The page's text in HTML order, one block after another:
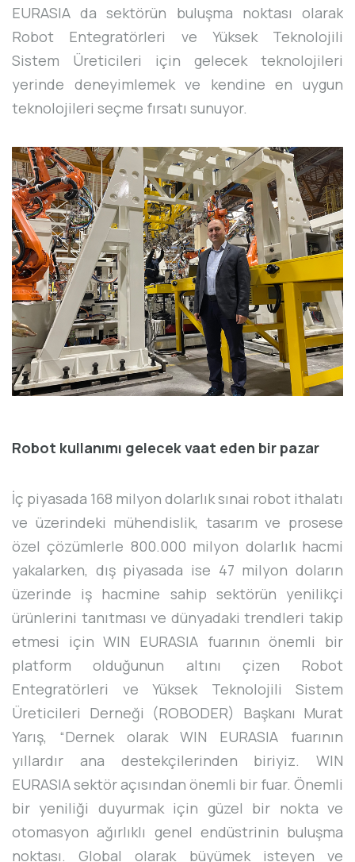
EURASIA da sektörün buluşma noktası olarak
Robot Entegratörleri ve Yüksek Teknolojili
Sistem Üreticileri için gelecek teknolojileri
yerinde deneyimlemek ve kendine en uygun
teknolojileri seçme fırsatı sunuyor.
Robot kullanımı gelecek vaat eden bir pazar
İç piyasada 168 milyon dolarlık sınai robot ithalatı
ve üzerindeki mühendislik, tasarım ve prosese
özel çözümlerle 800.000 milyon dolarlık hacmi
yakalarken, dış piyasada ise 47 milyon doların
üzerinde iş hacmine sahip sektörün yenilikçi
ürünlerini tanıtması ve dünyadaki trendleri takip
etmesi için WIN EURASIA fuarının önemli bir
platform olduğunun altını çizen Robot
Entegratörleri ve Yüksek Teknolojili Sistem
Üreticileri Derneği (ROBODER) Başkanı Murat
Yarış, “Dernek olarak WIN EURASIA fuarının
yıllardır ana destekçilerinden biriyiz. WIN
EURASIA sektör açısından önemli bir fuar. Önemli
bir yeniliği duyurmak için güzel bir nokta ve
otomasyon ağırlıklı genel endüstrinin buluşma
noktası. Global olarak büyümek isteyen ve